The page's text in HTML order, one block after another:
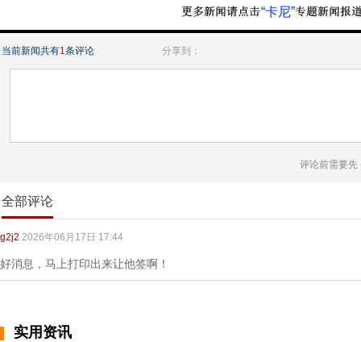
“卡尼”
当前新闻共有1条评论 分享到：
评论前需要先
全部评论
g2j2 2026年06月17日 17:44
好消息，马上打印出来让他签啊！
实用资讯